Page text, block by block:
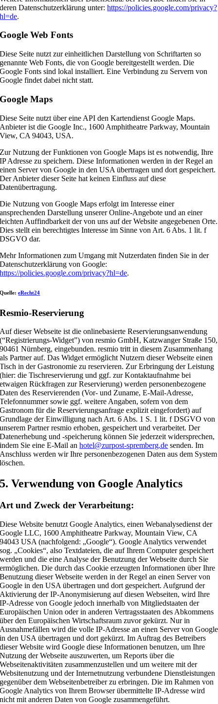
deren Datenschutzerklärung unter:https://policies.google.com/privacy?
hl=de.
Google Web Fonts
Diese Seite nutzt zur einheitlichen Darstellung von Schriftarten so
genannte Web Fonts, die von Google bereitgestellt werden. Die
Google Fonts sind lokal installiert. Eine Verbindung zu Servern von
Google findet dabei nicht statt.
Google Maps
Diese Seite nutzt über eine API den Kartendienst Google Maps.
Anbieter ist die Google Inc., 1600 Amphitheatre Parkway, Mountain
View, CA 94043, USA.
Zur Nutzung der Funktionen von Google Maps ist es notwendig, Ihre
IP Adresse zu speichern. Diese Informationen werden in der Regel an
einen Server von Google in den USA übertragen und dort gespeichert.
Der Anbieter dieser Seite hat keinen Einfluss auf diese
Datenübertragung.
Die Nutzung von Google Maps erfolgt im Interesse einer
ansprechenden Darstellung unserer Online-Angebote und an einer
leichten Auffindbarkeit der von uns auf der Website angegebenen Orte.
Dies stellt ein berechtigtes Interesse im Sinne von Art. 6 Abs. 1 lit. f
DSGVO dar.
Mehr Informationen zum Umgang mit Nutzerdaten finden Sie in der
Datenschutzerklärung von Google:
https://policies.google.com/privacy?hl=de.
Quelle:eRecht24
Resmio-Reservierung
Auf dieser Webseite ist die onlinebasierte Reservierungsanwendung
(“Registrierungs-Widget”) von resmio GmbH, Katzwanger Straße 150,
90461 Nürnberg, eingebunden. resmio tritt in diesem Zusammenhang
als Partner auf. Das Widget ermöglicht Nutzern dieser Webseite einen
Tisch in der Gastronomie zu reservieren. Zur Erbringung der Leistung
(hier: die Tischreservierung und ggf. zur Kontaktaufnahme bei
etwaigen Rückfragen zur Reservierung) werden personenbezogene
Daten des Reservierenden (Vor- und Zuname, E-Mail-Adresse,
Telefonnummer sowie ggf. weitere Angaben, sofern von dem
Gastronom für die Reservierungsanfrage explizit eingefordert) auf
Grundlage der Einwilligung nach Art. 6 Abs. 1 S. 1 lit. f DSGVO von
unserem Partner resmio erhoben, gespeichert und verarbeitet. Der
Datenerhebung und -speicherung können Sie jederzeit widersprechen,
indem Sie eine E-Mail anhotel@zurpost-spremberg.de senden. Im
Anschluss werden wir Ihre personenbezogenen Daten aus dem System
löschen.
5. Verwendung von Google Analytics
Art und Zweck der Verarbeitung:
Diese Website benutzt Google Analytics, einen Webanalysedienst der
Google LLC, 1600 Amphitheatre Parkway, Mountain View, CA
94043 USA (nachfolgend: „Google“). Google Analytics verwendet
sog. „Cookies“, also Textdateien, die auf Ihrem Computer gespeichert
werden und die eine Analyse der Benutzung der Webseite durch Sie
ermöglichen. Die durch das Cookie erzeugten Informationen über Ihre
Benutzung dieser Webseite werden in der Regel an einen Server von
Google in den USA übertragen und dort gespeichert. Aufgrund der
Aktivierung der IP-Anonymisierung auf diesen Webseiten, wird Ihre
IP-Adresse von Google jedoch innerhalb von Mitgliedstaaten der
Europäischen Union oder in anderen Vertragsstaaten des Abkommens
über den Europäischen Wirtschaftsraum zuvor gekürzt. Nur in
Ausnahmefällen wird die volle IP-Adresse an einen Server von Google
in den USA übertragen und dort gekürzt. Im Auftrag des Betreibers
dieser Website wird Google diese Informationen benutzen, um Ihre
Nutzung der Webseite auszuwerten, um Reports über die
Webseitenaktivitäten zusammenzustellen und um weitere mit der
Websitenutzung und der Internetnutzung verbundene Dienstleistungen
gegenüber dem Webseitenbetreiber zu erbringen. Die im Rahmen von
Google Analytics von Ihrem Browser übermittelte IP-Adresse wird
nicht mit anderen Daten von Google zusammengeführt.